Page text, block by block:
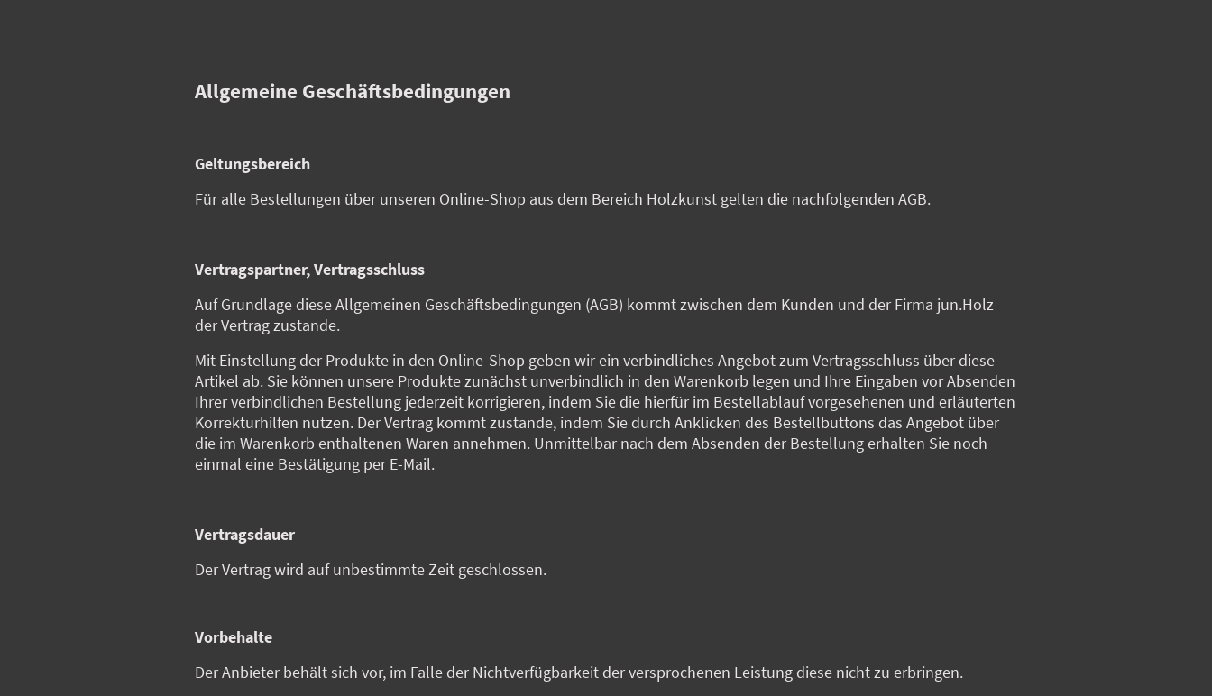
Allgemeine Geschäftsbedingungen
Geltungsbereich
Für alle Bestellungen über unseren Online-Shop aus dem Bereich Holzkunst gelten die nachfolgenden AGB.
Vertragspartner, Vertragsschluss
Auf Grundlage diese Allgemeinen Geschäftsbedingungen (AGB) kommt zwischen dem Kunden und der Firma jun.Holz
der Vertrag zustande.
Mit Einstellung der Produkte in den Online-Shop geben wir ein verbindliches Angebot zum Vertragsschluss über diese
Artikel ab. Sie können unsere Produkte zunächst unverbindlich in den Warenkorb legen und Ihre Eingaben vor Absenden
Ihrer verbindlichen Bestellung jederzeit korrigieren, indem Sie die hierfür im Bestellablauf vorgesehenen und erläuterten
Korrekturhilfen nutzen. Der Vertrag kommt zustande, indem Sie durch Anklicken des Bestellbuttons das Angebot über
die im Warenkorb enthaltenen Waren annehmen. Unmittelbar nach dem Absenden der Bestellung erhalten Sie noch
einmal eine Bestätigung per E-Mail.
Vertragsdauer
Der Vertrag wird auf unbestimmte Zeit geschlossen.
Vorbehalte
Der Anbieter behält sich vor, im Falle der Nichtverfügbarkeit der versprochenen Leistung diese nicht zu erbringen.